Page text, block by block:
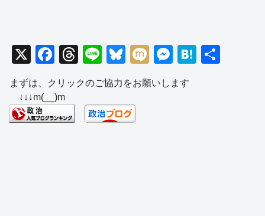
X
F
a
c
e
b
T
hr
e
a
d
Li
n
e
Bl
u
e
sk
y
M
ixi
M
e
ss
H
まずは、クリックのご協力をお願いします
↓↓↓m(__)m